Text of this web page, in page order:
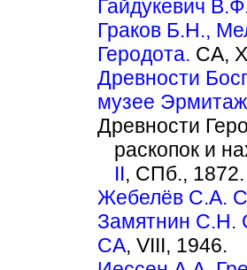
Гайдукевич
Граков Б.Н.,
Геродота. СА,
Древности
музее
Древности
раскопок и
II, СПб., 1872.
Жебелёв С.А.
Замятнин С.Н.
СА, VIII, 1946.